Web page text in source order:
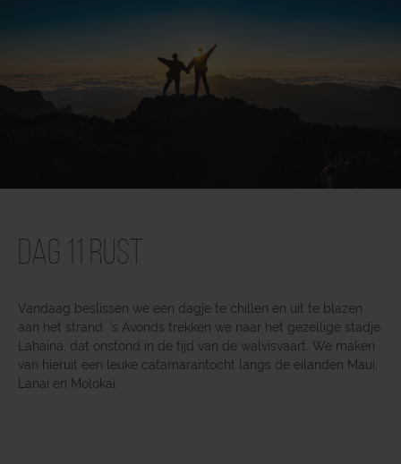
Dag 11 Rust
Vandaag beslissen we een dagje te chillen en uit te blazen
aan het strand. ’s Avonds trekken we naar het gezellige stadje
Lahaina, dat onstond in de tijd van de walvisvaart. We maken
van hieruit een leuke catamarantocht langs de eilanden Maui,
Lanai en Molokai.